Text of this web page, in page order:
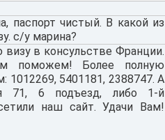
паспорт чистый. В какой из
с/у марина?
в консульстве Франции.
поможем! Более полную
5401181, 2388747. А
71, 6 подъезд, либо 1-й
наш сайт. Удачи Вам!